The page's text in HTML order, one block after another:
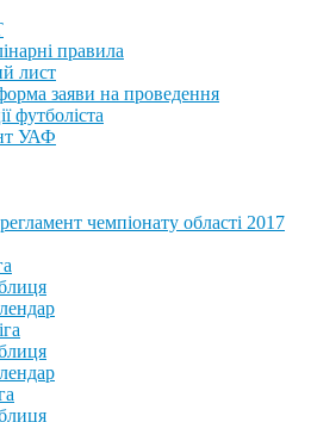
правила
лист
заяви на проведення
футболіста
УАФ
чемпіонату області 2017